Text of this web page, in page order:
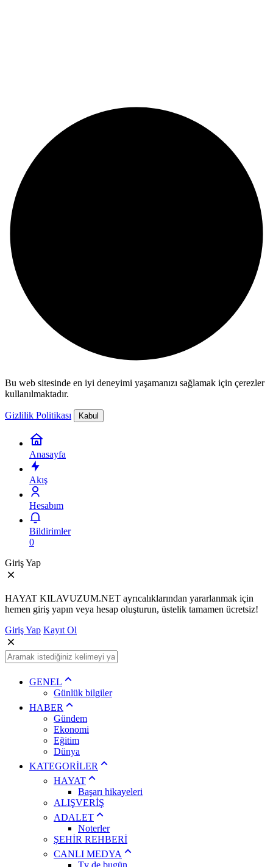
Bu web sitesinde en iyi deneyimi yaşamanızı sağlamak için çerezler
kullanılmaktadır.
Gizlilik Politikası Kabul
Anasayfa
Akış
Hesabım
Bildirimler
0
Giriş Yap
HAYAT KILAVUZUM.NET ayrıcalıklarından yararlanmak için
hemen giriş yapın veya hesap oluşturun, üstelik tamamen ücretsiz!
Giriş Yap Kayıt Ol
GENEL
Günlük bilgiler
HABER
Gündem
Ekonomi
Eğitim
Dünya
KATEGORİLER
HAYAT
Başarı hikayeleri
ALIŞVERİŞ
ADALET
Noterler
ŞEHİR REHBERİ
CANLI MEDYA
Tv de bugün